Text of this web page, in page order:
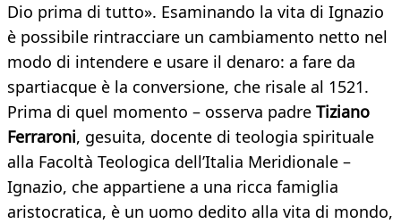
Dio prima di tutto». Esaminando la vita di Ignazio
è possibile rintracciare un cambiamento netto nel
modo di intendere e usare il denaro: a fare da
spartiacque è la conversione, che risale al 1521.
Prima di quel momento – osserva padre Tiziano
Ferraroni, gesuita, docente di teologia spirituale
alla Facoltà Teologica dell’Italia Meridionale –
Ignazio, che appartiene a una ricca famiglia
aristocratica, è un uomo dedito alla vita di mondo,